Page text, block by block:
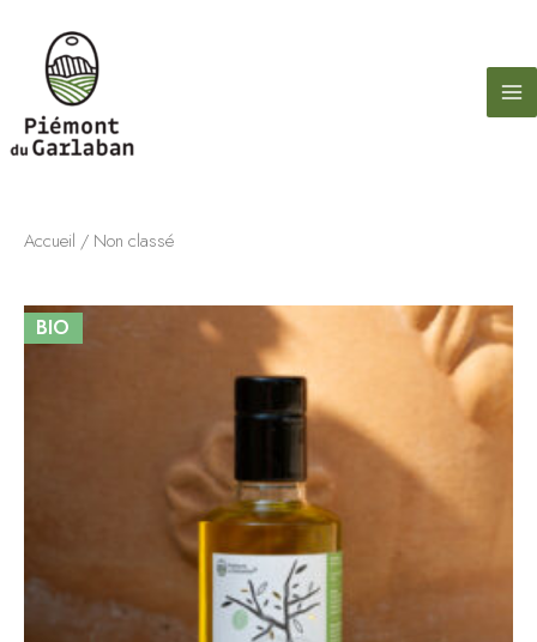
principal
contenu
Accueil / Non classé
BIO